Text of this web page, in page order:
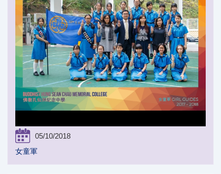
05/10/2018
女童軍